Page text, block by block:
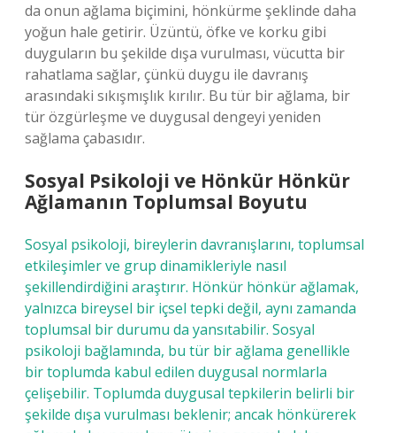
da onun ağlama biçimini, hönkürme şeklinde daha
yoğun hale getirir. Üzüntü, öfke ve korku gibi
duyguların bu şekilde dışa vurulması, vücutta bir
rahatlama sağlar, çünkü duygu ile davranış
arasındaki sıkışmışlık kırılır. Bu tür bir ağlama, bir
tür özgürleşme ve duygusal dengeyi yeniden
sağlama çabasıdır.
Sosyal Psikoloji ve Hönkür Hönkür
Ağlamanın Toplumsal Boyutu
Sosyal psikoloji, bireylerin davranışlarını, toplumsal
etkileşimler ve grup dinamikleriyle nasıl
şekillendirdiğini araştırır. Hönkür hönkür ağlamak,
yalnızca bireysel bir içsel tepki değil, aynı zamanda
toplumsal bir durumu da yansıtabilir. Sosyal
psikoloji bağlamında, bu tür bir ağlama genellikle
bir toplumda kabul edilen duygusal normlarla
çelişebilir. Toplumda duygusal tepkilerin belirli bir
şekilde dışa vurulması beklenir; ancak hönkürerek